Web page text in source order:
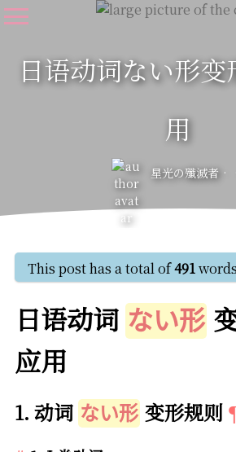
日语动词ない形
用
星光の殲滅者
This post has a total of491
日语动词 ない形
应用
1. 动词 ない形 变形规则